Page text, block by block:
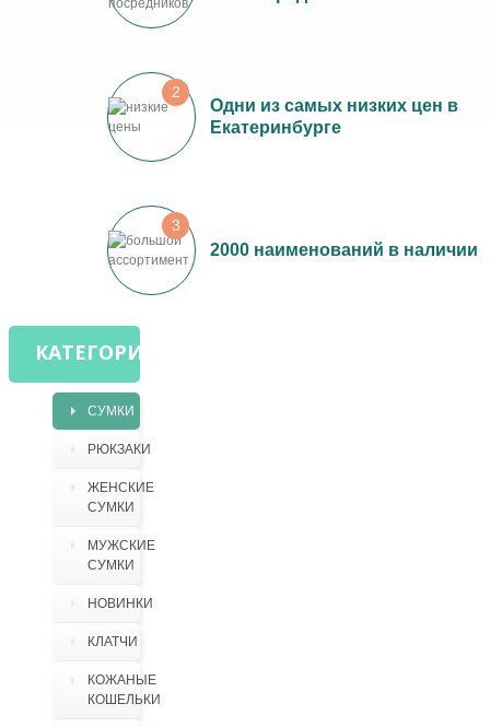
2
Одни из самых низких цен в
Екатеринбурге
3
2000 наименований в наличии
КАТЕГОРИИ
СУМКИ
РЮКЗАКИ
ЖЕНСКИЕ
СУМКИ
МУЖСКИЕ
СУМКИ
НОВИНКИ
КЛАТЧИ
КОЖАНЫЕ
КОШЕЛЬКИ